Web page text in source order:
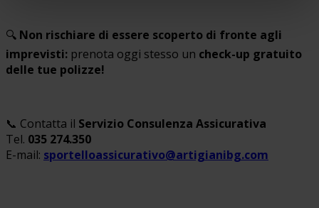
🔍 Non rischiare di essere scoperto di fronte agli
imprevisti: prenota oggi stesso un check-up gratuito
delle tue polizze!
📞 Contatta il Servizio Consulenza Assicurativa
Tel. 035 274.350
E-mail: sportelloassicurativo@artigianibg.com